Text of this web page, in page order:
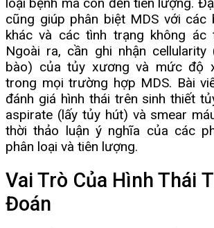
cũng giúp phân biệt MDS với các
khác và các tình trạng không ác
Ngoài ra, cần ghi nhận
bào) của tủy xương và mức độ
trong mọi trường hợp MDS. Bài
đánh giá hình thái trên sinh thiết
aspirate (lấy tủy hút) và smear
thời thảo luận ý nghĩa của các
phân loại và tiên lượng.
Vai Trò Của Hình Thái
Đoán